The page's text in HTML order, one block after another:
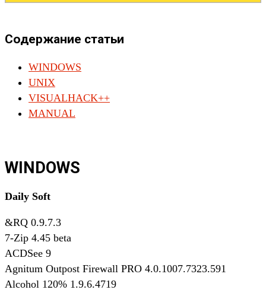
Содержание статьи
WINDOWS
UNIX
VISUALHACK++
MANUAL
WINDOWS
Daily Soft
&RQ 0.9.7.3
7-Zip 4.45 beta
ACDSee 9
Agnitum Outpost Firewall PRO 4.0.1007.7323.591
Alcohol 120% 1.9.6.4719